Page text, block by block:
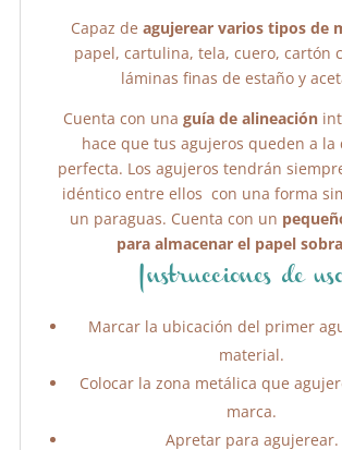
Capaz de agujerear varios tipos de
papel, cartulina, tela, cuero, cartón
láminas finas de estaño y
Cuenta con una guía de alineación
hace que tus agujeros queden a la
perfecta. Los agujeros tendrán
idéntico entre ellos con una forma
un paraguas. Cuenta con un
para almacenar el papel
Instrucciones de
Marcar la ubicación del primer
material.
Colocar la zona metálica que
marca.
Apretar para agujerear.